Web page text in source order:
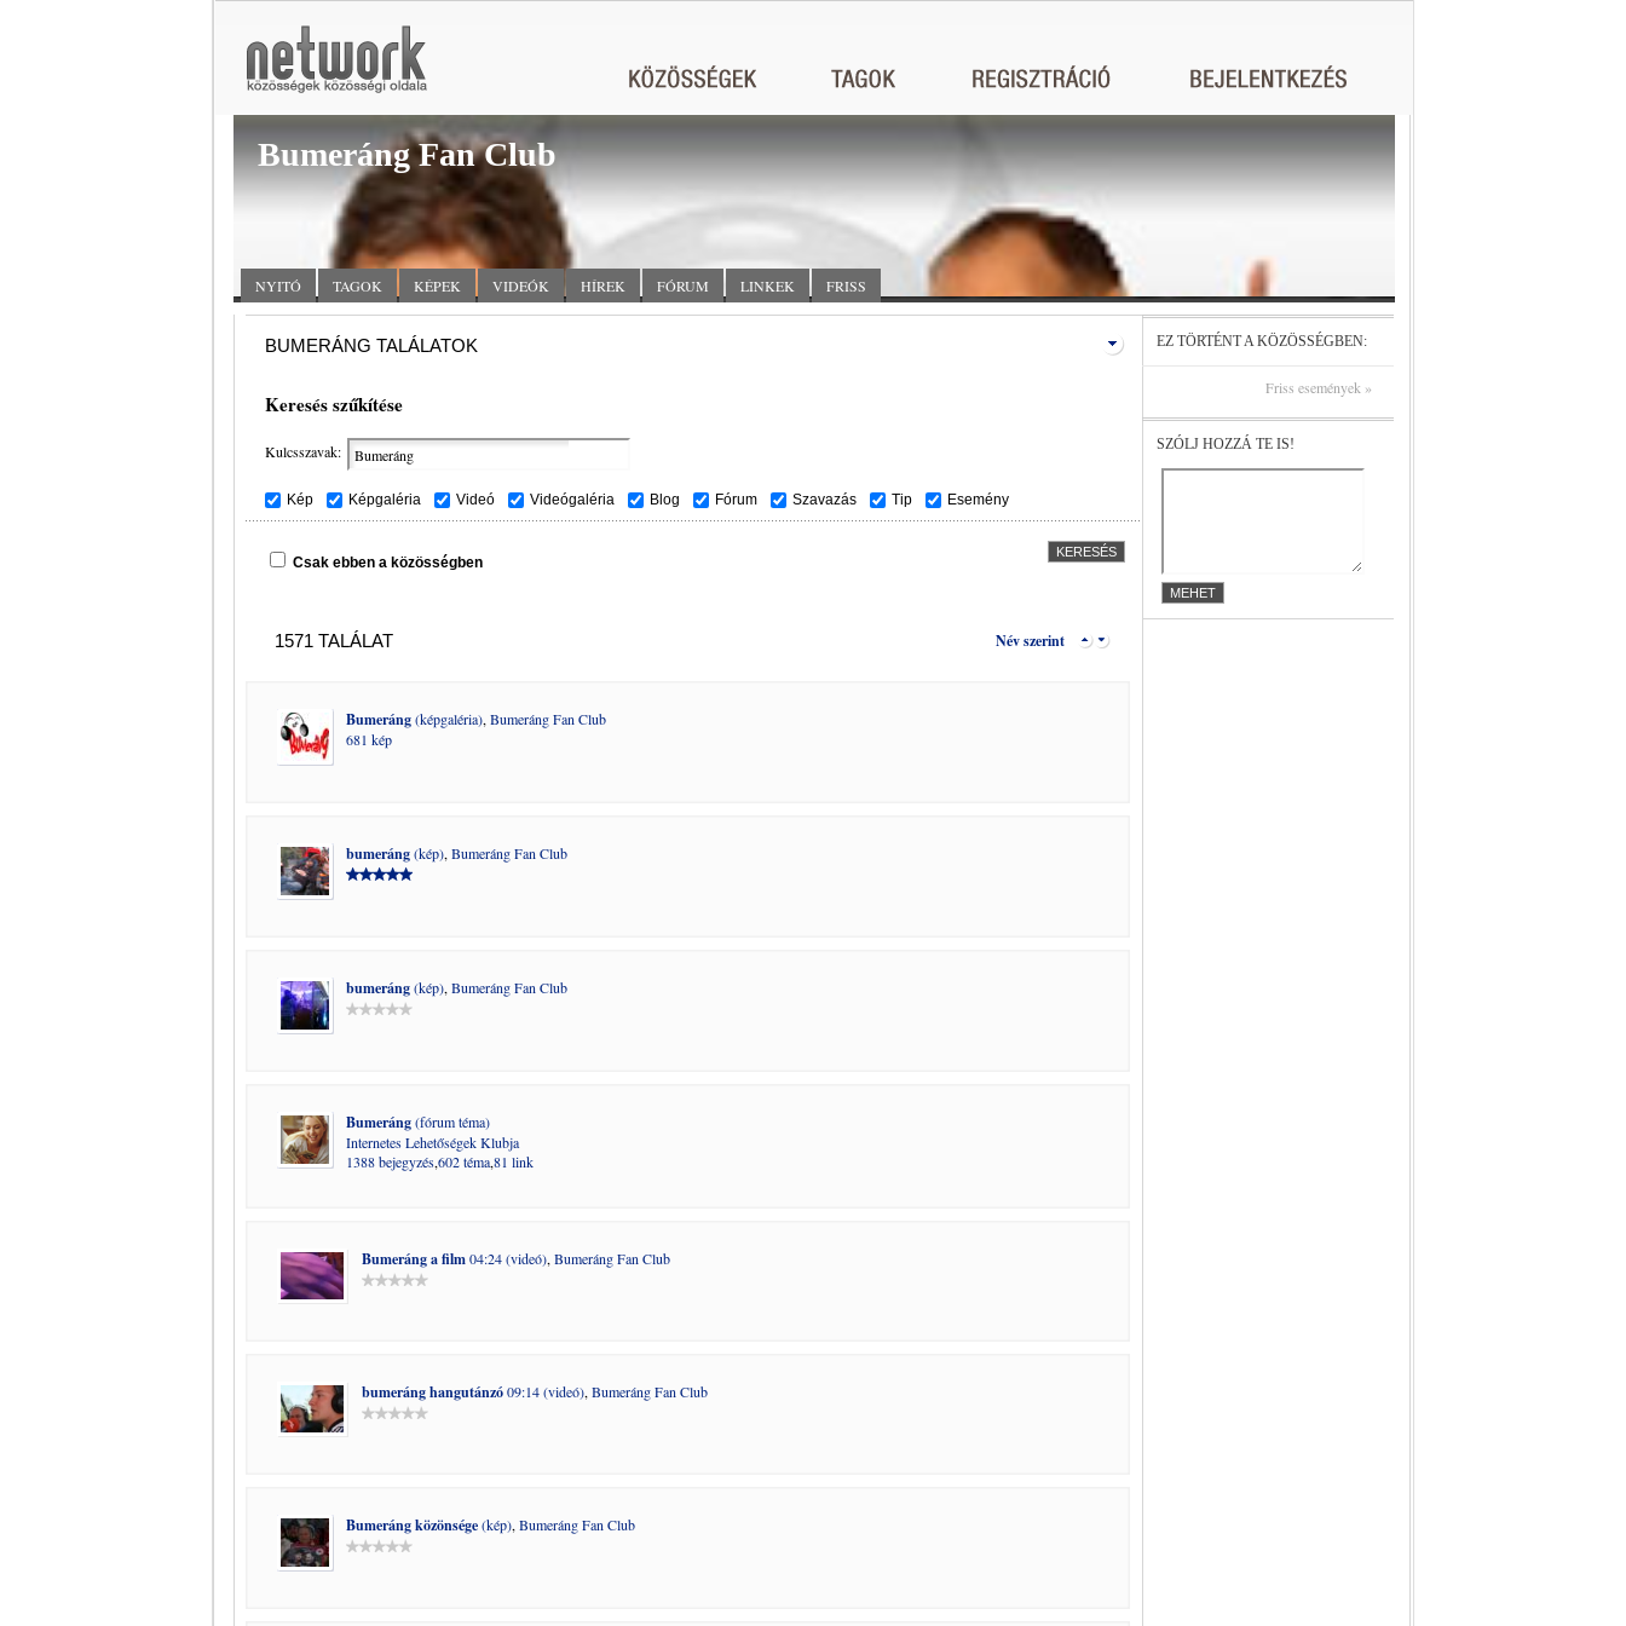
Bumeráng Fan Club
NYITÓ TAGOK KÉPEK VIDEÓK HÍREK FÓRUM LINKEK FRISS
BUMERÁNG TALÁLATOK
Keresés szűkítése
Kulcsszavak:
Kép Képgaléria Videó Videógaléria Blog Fórum Szavazás Tip Esemény
Csak ebben a közösségben
1571 TALÁLAT Név szerint
Bumeráng(képgaléria), Bumeráng Fan Club
681 kép
bumeráng(kép), Bumeráng Fan Club
bumeráng(kép), Bumeráng Fan Club
Bumeráng(fórum téma)
Internetes Lehetőségek Klubja
1388 bejegyzés,602 téma,81 link
Bumeráng a film04:24 (videó), Bumeráng Fan Club
bumeráng hangutánzó09:14 (videó), Bumeráng Fan Club
Bumeráng közönsége(kép), Bumeráng Fan Club
EZ TÖRTÉNT A KÖZÖSSÉGBEN:
Friss események »
SZÓLJ HOZZÁ TE IS!